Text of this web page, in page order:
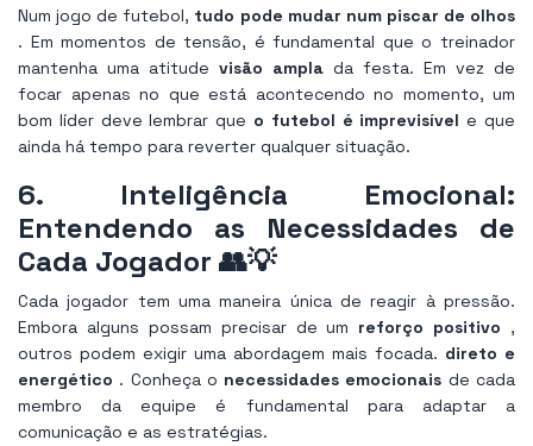
Num jogo de futebol, tudo pode mudar num piscar de olhos
. Em momentos de tensão, é fundamental que o treinador
mantenha uma atitude visão ampla da festa. Em vez de
focar apenas no que está acontecendo no momento, um
bom líder deve lembrar que o futebol é imprevisível e que
ainda há tempo para reverter qualquer situação.
6. Inteligência Emocional:
Entendendo as Necessidades de
Cada Jogador 👥💡
Cada jogador tem uma maneira única de reagir à pressão.
Embora alguns possam precisar de um reforço positivo ,
outros podem exigir uma abordagem mais focada. direto e
energético . Conheça o necessidades emocionais de cada
membro da equipe é fundamental para adaptar a
comunicação e as estratégias.